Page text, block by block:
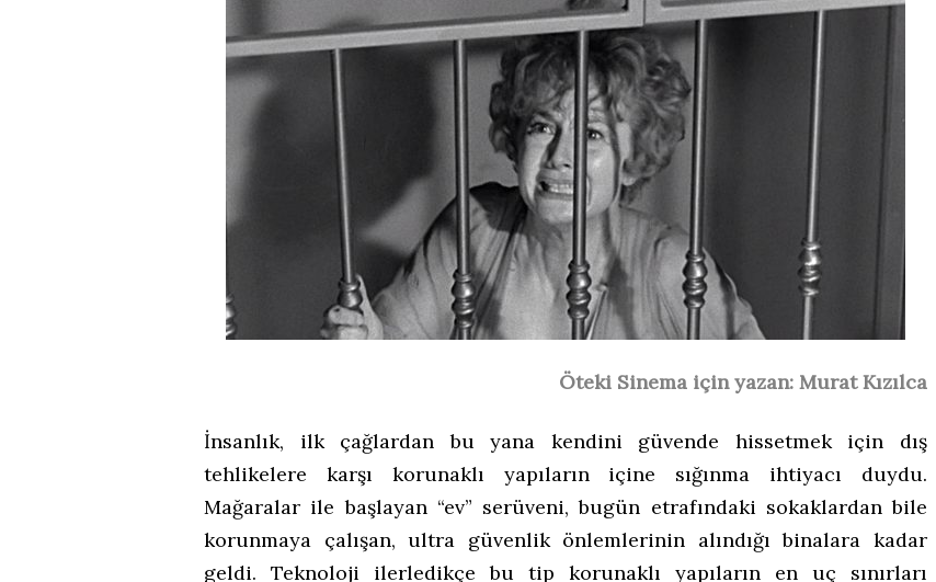
Öteki Sinema için yazan: Murat Kızılca
İnsanlık, ilk çağlardan bu yana kendini güvende hissetmek için dış
tehlikelere karşı korunaklı yapıların içine sığınma ihtiyacı duydu.
Mağaralar ile başlayan “ev” serüveni, bugün etrafındaki sokaklardan bile
korunmaya çalışan, ultra güvenlik önlemlerinin alındığı binalara kadar
geldi. Teknoloji ilerledikçe bu tip korunaklı yapıların en uç sınırları